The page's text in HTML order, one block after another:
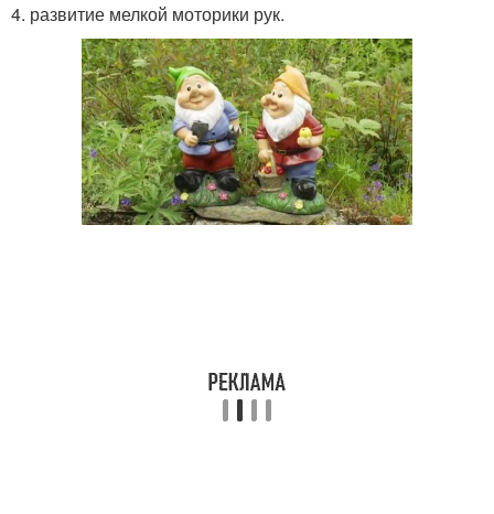
4. развитие мелкой моторики рук.